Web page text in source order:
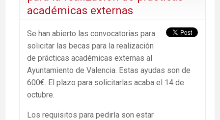
académicas externas
Se han abierto las convocatorias para
solicitar las becas para la realización
de prácticas académicas externas al
Ayuntamiento de Valencia. Estas ayudas son de
600€. El plazo para solicitarlas acaba el 14 de
octubre.
Los requisitos para pedirla son estar